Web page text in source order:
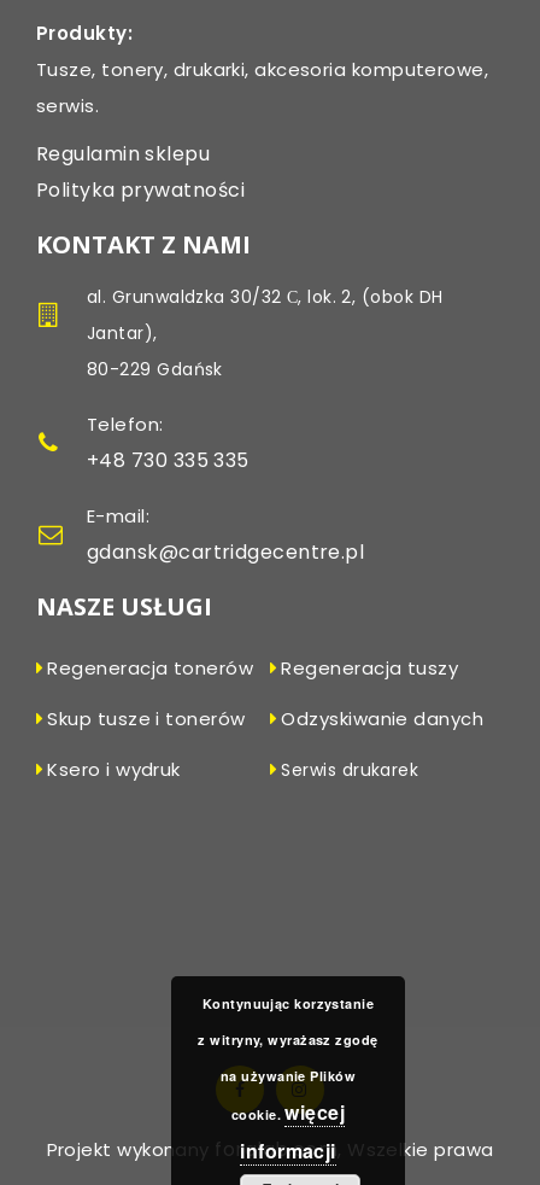
Produkty:
Tusze, tonery, drukarki, akcesoria komputerowe,
serwis.
Regulamin sklepu
Polityka prywatności
KONTAKT Z NAMI
al. Grunwaldzka 30/32 С, lok. 2, (obok DH
Jantar),
80-229 Gdańsk
Telefon:
+48 730 335 335
E-mail:
gdansk@cartridgecentre.pl
NASZE USŁUGI
Regeneracja tonerów
Regeneracja tuszy
Skup tusze i tonerów
Odzyskiwanie danych
Ksero i wydruk
Serwis drukarek
Projekt wykonany foralab.com, Wszelkie prawa
Kontynuując korzystanie
z witryny, wyrażasz zgodę
na używanie Plików
cookie.więcej
informacji